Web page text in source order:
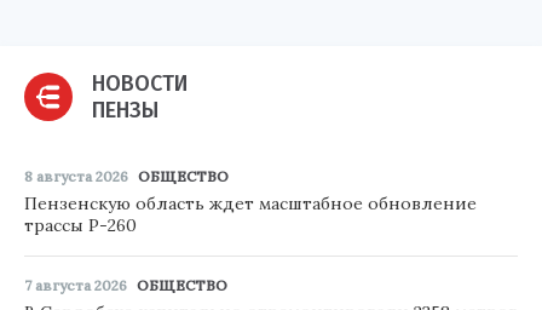
НОВОСТИ
ПЕНЗЫ
8 августа 2026 ОБЩЕСТВО
Пензенскую область ждет масштабное обновление
трассы Р-260
7 августа 2026 ОБЩЕСТВО